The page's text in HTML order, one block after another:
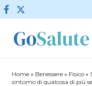
Vai al contenuto
Home » Benessere » Fisico »
sintomo di qualcosa di più